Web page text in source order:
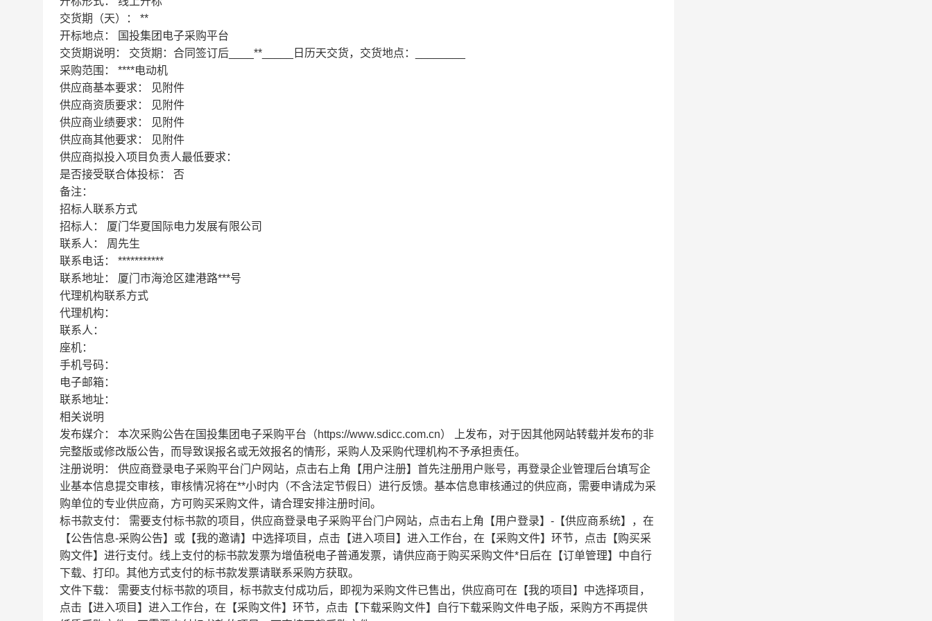
交货期（天）： **
开标地点：
国投集团电子采购平台
交货期说明： 交货期：合同签订后____**_____日历天交货，交货地点：________
采购范围：
****电动机
供应商基本要求：
见附件
供应商资质要求：
见附件
供应商业绩要求：
见附件
供应商其他要求：
见附件
供应商拟投入项目负责人最低要求：
是否接受联合体投标：
否
备注：
招标人联系方式
招标人：
厦门华夏国际电力发展有限公司
联系人：
周先生
联系电话：
***********
联系地址：
厦门市海沧区建港路***号
代理机构联系方式
代理机构：
联系人：
座机：
手机号码：
电子邮箱：
联系地址：
相关说明
发布媒介：
本次采购公告在国投集团电子采购平台（https://www.sdicc.com.cn） 上发布，对于因其他网站转载并发布的非
完整版或修改版公告，而导致误报名或无效报名的情形，采购人及采购代理机构不予承担责任。
注册说明：
供应商登录电子采购平台门户网站，点击右上角【用户注册】首先注册用户账号，再登录企业管理后台填写企
业基本信息提交审核，审核情况将在**小时内（不含法定节假日）进行反馈。基本信息审核通过的供应商，需要申请成为采
购单位的专业供应商，方可购买采购文件，请合理安排注册时间。
标书款支付：
需要支付标书款的项目，供应商登录电子采购平台门户网站，点击右上角【用户登录】-【供应商系统】，在
【公告信息-采购公告】或【我的邀请】中选择项目，点击【进入项目】进入工作台，在【采购文件】环节，点击【购买采
购文件】进行支付。线上支付的标书款发票为增值税电子普通发票，请供应商于购买采购文件*日后在【订单管理】中自行
下载、打印。其他方式支付的标书款发票请联系采购方获取。
文件下载：
需要支付标书款的项目，标书款支付成功后，即视为采购文件已售出，供应商可在【我的项目】中选择项目，
点击【进入项目】进入工作台，在【采购文件】环节，点击【下载采购文件】自行下载采购文件电子版，采购方不再提供